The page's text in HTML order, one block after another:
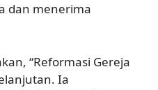
dan menerima
“Reformasi Gereja
Ia